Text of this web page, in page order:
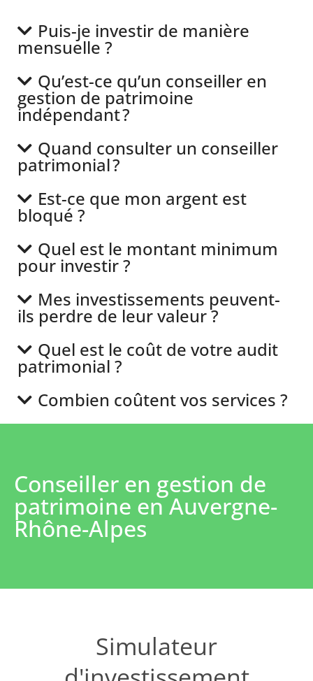
Puis-je investir de manière
mensuelle ?
Qu’est-ce qu’un conseiller en
gestion de patrimoine
indépendant ?
Quand consulter un conseiller
patrimonial ?
Est-ce que mon argent est
bloqué ?
Quel est le montant minimum
pour investir ?
Mes investissements peuvent-
ils perdre de leur valeur ?
Quel est le coût de votre audit
patrimonial ?
Combien coûtent vos services ?
Conseiller en gestion de
patrimoine en Auvergne-
Rhône-Alpes
Simulateur